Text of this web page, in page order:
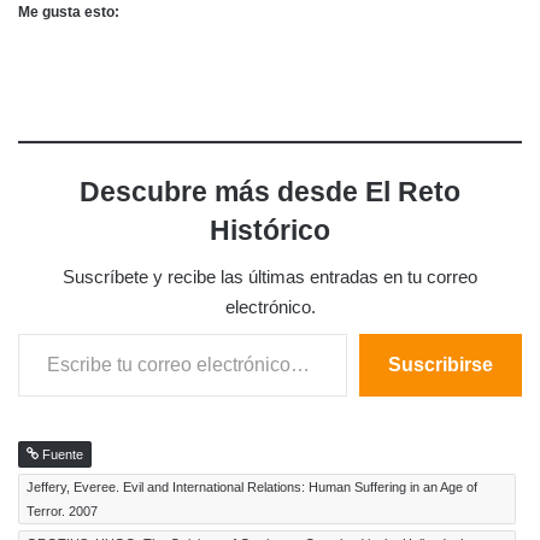
Me gusta esto:
Descubre más desde El Reto
Histórico
Suscríbete y recibe las últimas entradas en tu correo
electrónico.
Escribe tu correo electrónico…
Suscribirse
Fuente
Jeffery, Everee. Evil and International Relations: Human Suffering in an Age of
Terror. 2007